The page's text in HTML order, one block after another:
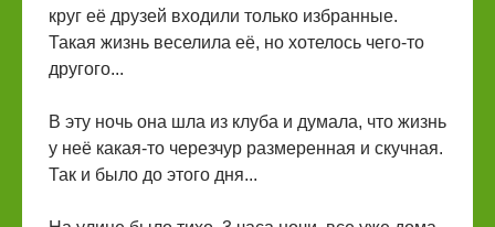
круг её друзей входили только избранные.
Такая жизнь веселила её, но хотелось чего-то
другого...
В эту ночь она шла из клуба и думала, что жизнь
у неё какая-то черезчур размеренная и скучная.
Так и было до этого дня...